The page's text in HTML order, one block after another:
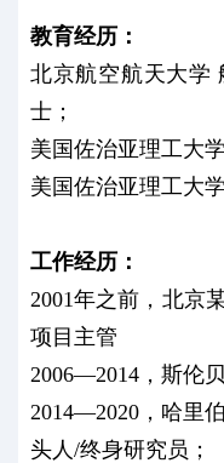
教育经历：
北京航空航天大学
士；
美国佐治亚理工大
美国佐治亚理工大
工作经历：
2001年之前，北京
项目主管
2006—2014，斯伦
2014—2020，哈里
头人/终身研究员；